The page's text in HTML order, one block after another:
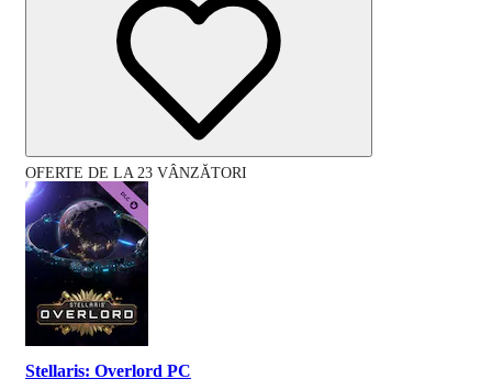
OFERTE DE LA 23 VÂNZĂTORI
Stellaris: Overlord PC